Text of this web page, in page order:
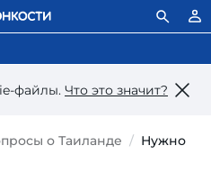
файлы. Что это значит?
о Таиланде Нужно ли